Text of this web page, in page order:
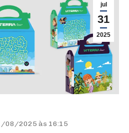
jul
31
2025
08/2025 às 16:15